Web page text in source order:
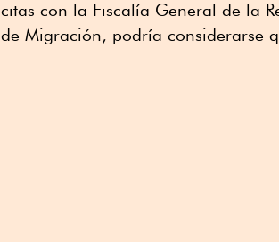
citas con la Fiscalía General de la
de Migración, podría considerarse